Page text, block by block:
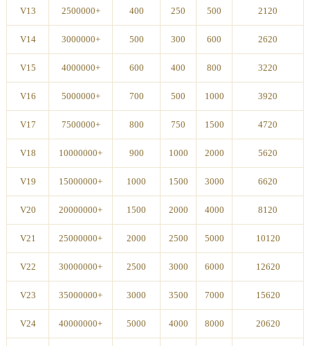
V13 2500000+ 400 250 500 2120
V14 3000000+ 500 300 600 2620
V15 4000000+ 600 400 800 3220
V16 5000000+ 700 500 1000 3920
V17 7500000+ 800 750 1500 4720
V18 10000000+ 900 1000 2000 5620
V19 15000000+ 1000 1500 3000 6620
V20 20000000+ 1500 2000 4000 8120
V21 25000000+ 2000 2500 5000 10120
V22 30000000+ 2500 3000 6000 12620
V23 35000000+ 3000 3500 7000 15620
V24 40000000+ 5000 4000 8000 20620